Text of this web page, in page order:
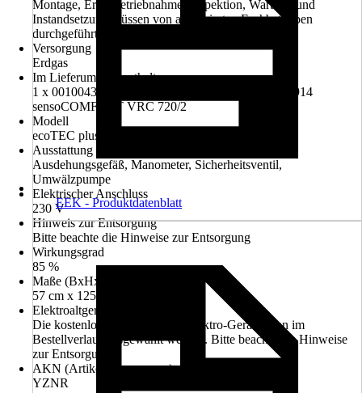
Montage, Erstinbetriebnahme, Inspektion, Wartung und
Instandsetzung müssen von autorisierten Fachbetrieben
durchgeführt werden.
Versorgung
Erdgas
Im Lieferumfang enthalten
1 x 0010043901 VCW 20/26 CS/1-5, 1 x 0020260914
sensoCOMFORT VRC 720/2
Modell
ecoTEC plus VCW 20/26CS/1-5
Ausstattung
Ausdehungsgefäß, Manometer, Sicherheitsventil,
Umwälzpumpe
Elektrischer Anschluss
230 V
Hinweis zur Entsorgung
Bitte beachte die Hinweise zur Entsorgung
Wirkungsgrad
85 %
Maße (BxHxT)
57 cm x 125 cm x 69 cm
Elektroaltgerät-Rücknahme
Die kostenlose Rückgabe des Elektro-Geräts kann im
Bestellverlauf ausgewählt werden. Bitte beachte die Hinweise
zur Entsorgung.
AKN (Artikelkurznummer)
YZNR
EEK - Produktdatenblatt